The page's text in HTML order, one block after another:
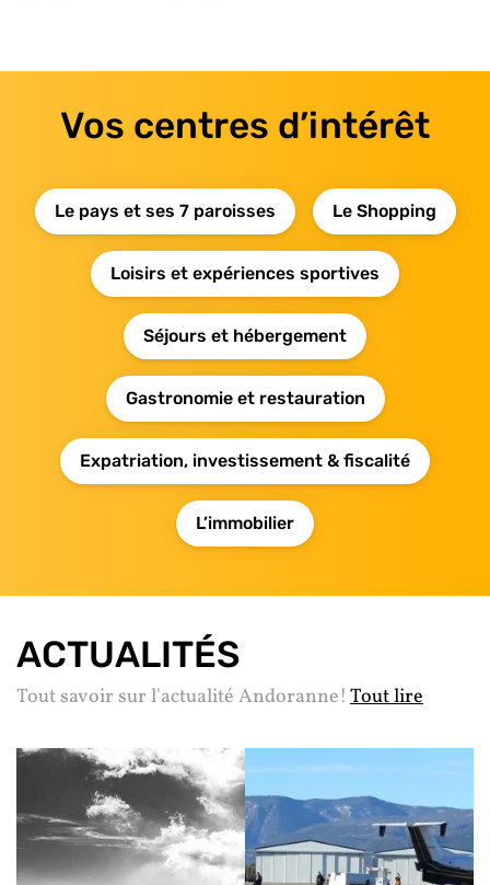
Vos centres d’intérêt
Le pays et ses 7 paroisses Le Shopping
Loisirs et expériences sportives
Séjours et hébergement
Gastronomie et restauration
Expatriation, investissement & fiscalité
L’immobilier
ACTUALITÉS
Tout savoir sur l'actualité Andoranne! Tout lire